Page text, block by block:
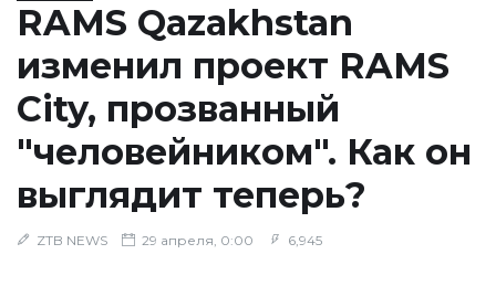
RAMS Qazakhstan
изменил проект RAMS
City, прозванный
"человейником". Как он
выглядит теперь?
ZTB NEWS 29 апреля, 0:00 6,945